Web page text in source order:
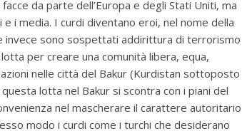
da parte dell’Europa e degli Stati Uniti, ma
i media. I curdi diventano eroi, nel nome della
invece sono sospettati addirittura di terrorismo
per creare una comunità libera, equa,
nelle città del Bakur (Kurdistan sottoposto
lotta nel Bakur si scontra con i piani del
nel mascherare il carattere autoritario
modo i curdi come i turchi che desiderano